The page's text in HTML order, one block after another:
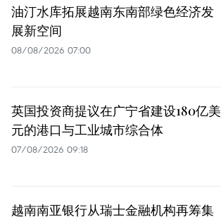
油汀水库拓展越南东南部绿色经济发
展新空间
08/08/2026 07:00
英国投资商提议在广宁省建设180亿美
元的港口与工业城市综合体
07/08/2026 09:18
越南南亚银行从瑞士金融机构再筹集